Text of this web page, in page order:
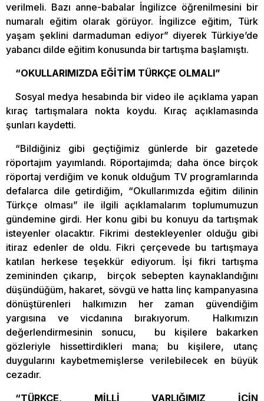
verilmeli. Bazı anne-babalar İngilizce öğrenilmesini bir
numaralı eğitim olarak görüyor. İngilizce eğitim, Türk
yaşam şeklini darmaduman ediyor” diyerek Türkiye’de
yabancı dilde eğitim konusunda bir tartışma başlamıştı.
“OKULLARIMIZDA EĞİTİM TÜRKÇE OLMALI”
Sosyal medya hesabında bir video ile açıklama yapan
kıraç tartışmalara nokta koydu. Kıraç açıklamasında
şunları kaydetti.
“Bildiğiniz gibi geçtiğimiz günlerde bir gazetede
röportajım yayımlandı. Röportajımda; daha önce birçok
röportaj verdiğim ve konuk olduğum TV programlarında
defalarca dile getirdiğim, “Okullarımızda eğitim dilinin
Türkçe olması” ile ilgili açıklamalarım toplumumuzun
gündemine girdi. Her konu gibi bu konuyu da tartışmak
isteyenler olacaktır. Fikrimi destekleyenler olduğu gibi
itiraz edenler de oldu. Fikri çerçevede bu tartışmaya
katılan herkese teşekkür ediyorum. İşi fikri tartışma
zemininden çıkarıp, birçok sebepten kaynaklandığını
düşündüğüm, hakaret, sövgü ve hatta linç kampanyasına
dönüştürenleri halkımızın her zaman güvendiğim
yargısına ve vicdanına bırakıyorum. Halkımızın
değerlendirmesinin sonucu, bu kişilere bakarken
gözleriyle hissettirdikleri mana; bu kişilere, utanç
duygularını kaybetmemişlerse verilebilecek en büyük
cezadır.
“TÜRKÇE, MİLLİ VARLIĞIMIZ İÇİN